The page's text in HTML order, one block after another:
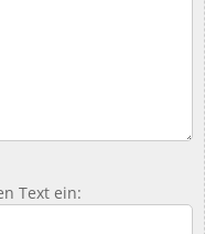
Text ein: